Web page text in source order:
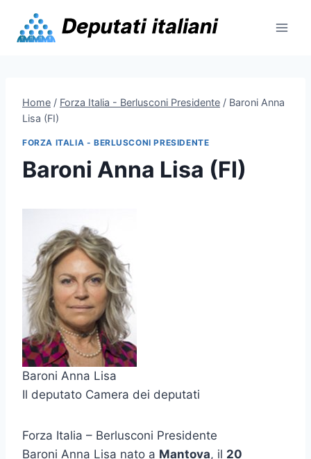
content
Home / Forza Italia - Berlusconi Presidente / Baroni Anna
Lisa (FI)
FORZA ITALIA - BERLUSCONI PRESIDENTE
Baroni Anna Lisa (FI)
Baroni Anna Lisa
Il deputato Camera dei deputati
Forza Italia – Berlusconi Presidente
Baroni Anna Lisa nato a Mantova, il 20